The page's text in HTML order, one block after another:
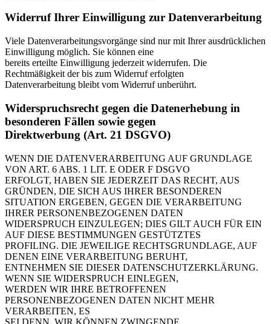
Widerruf Ihrer Einwilligung zur Datenverarbeitung
Viele Datenverarbeitungsvorgänge sind nur mit Ihrer ausdrücklichen
Einwilligung möglich. Sie können eine
bereits erteilte Einwilligung jederzeit widerrufen. Die
Rechtmäßigkeit der bis zum Widerruf erfolgten
Datenverarbeitung bleibt vom Widerruf unberührt.
Widerspruchsrecht gegen die Datenerhebung in
besonderen Fällen sowie gegen
Direktwerbung (Art. 21 DSGVO)
WENN DIE DATENVERARBEITUNG AUF GRUNDLAGE
VON ART. 6 ABS. 1 LIT. E ODER F DSGVO
ERFOLGT, HABEN SIE JEDERZEIT DAS RECHT, AUS
GRÜNDEN, DIE SICH AUS IHRER BESONDEREN
SITUATION ERGEBEN, GEGEN DIE VERARBEITUNG
IHRER PERSONENBEZOGENEN DATEN
WIDERSPRUCH EINZULEGEN; DIES GILT AUCH FÜR EIN
AUF DIESE BESTIMMUNGEN GESTÜTZTES
PROFILING. DIE JEWEILIGE RECHTSGRUNDLAGE, AUF
DENEN EINE VERARBEITUNG BERUHT,
ENTNEHMEN SIE DIESER DATENSCHUTZERKLÄRUNG.
WENN SIE WIDERSPRUCH EINLEGEN,
WERDEN WIR IHRE BETROFFENEN
PERSONENBEZOGENEN DATEN NICHT MEHR
VERARBEITEN, ES
SEI DENN, WIR KÖNNEN ZWINGENDE